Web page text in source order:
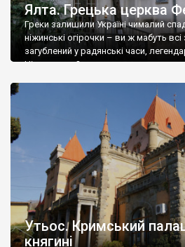
Ялта. Грецька церква
Греки залишили Україні чималий
ніжинські огірочки – ви ж мабуть всі
загублений у радянські часи,
Ніжин греки?
Утьос. Кримський
княгині